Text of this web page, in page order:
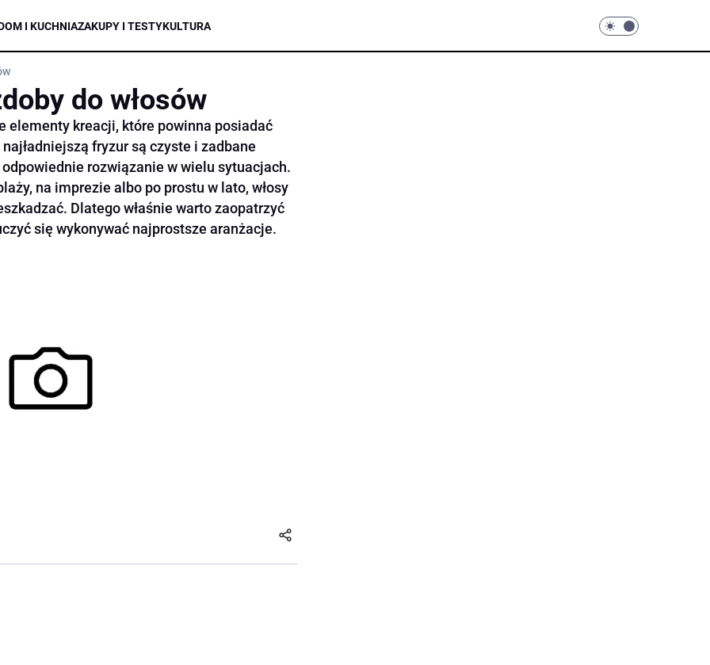
I KUCHNIAZAKUPY I TESTYKULTURA
do włosów
elementy kreacji, które powinna posiadać
fryzur są czyste i zadbane
rozwiązanie w wielu sytuacjach.
na imprezie albo po prostu w lato, włosy
Dlatego właśnie warto zaopatrzyć
się wykonywać najprostsze aranżacje.